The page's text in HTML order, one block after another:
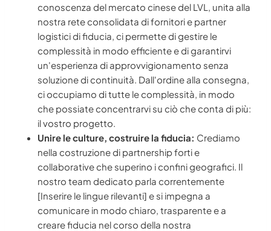
conoscenza del mercato cinese del LVL, unita alla
nostra rete consolidata di fornitori e partner
logistici di fiducia, ci permette di gestire le
complessità in modo efficiente e di garantirvi
un'esperienza di approvvigionamento senza
soluzione di continuità. Dall'ordine alla consegna,
ci occupiamo di tutte le complessità, in modo
che possiate concentrarvi su ciò che conta di più:
il vostro progetto.
Unire le culture, costruire la fiducia: Crediamo
nella costruzione di partnership forti e
collaborative che superino i confini geografici. Il
nostro team dedicato parla correntemente
[Inserire le lingue rilevanti] e si impegna a
comunicare in modo chiaro, trasparente e a
creare fiducia nel corso della nostra